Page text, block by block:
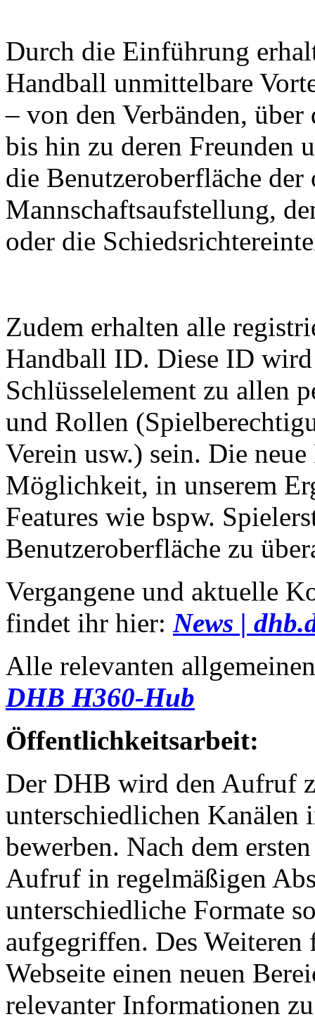
Durch die Einführung
Handball unmittelbare
– von den Verbänden,
bis hin zu deren Freunden
die Benutzeroberfläche der
Mannschaftsaufstellung,
oder die
Zudem erhalten alle
Handball ID. Diese ID
Schlüsselelement zu allen
und Rollen
Verein usw.) sein. Die
Möglichkeit, in unserem
Features wie bspw.
Benutzeroberfläche zu
Vergangene und aktuelle
findet ihr hier: News |
Alle relevanten
DHB H360-Hub
Öffentlichkeitsarbeit:
Der DHB wird den Aufruf
unterschiedlichen
bewerben. Nach dem
Aufruf in regelmäßigen
unterschiedliche Formate
aufgegriffen. Des
Webseite einen neuen
relevanter Informationen